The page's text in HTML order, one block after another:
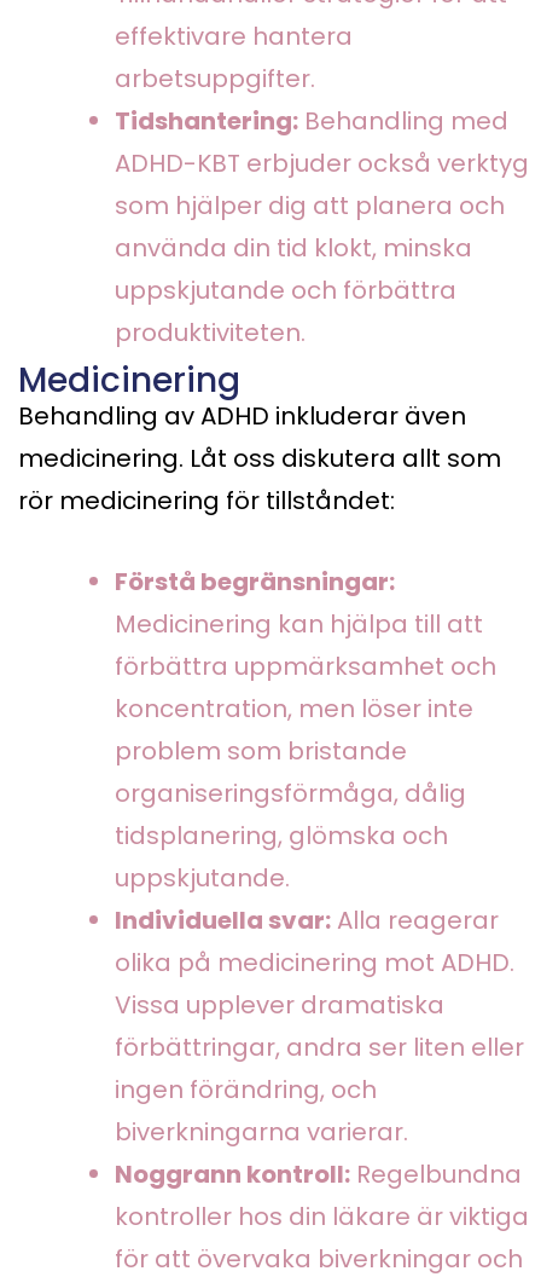
effektivare hantera
arbetsuppgifter.
Tidshantering: Behandling med
ADHD-KBT erbjuder också verktyg
som hjälper dig att planera och
använda din tid klokt, minska
uppskjutande och förbättra
produktiviteten.
Medicinering
Behandling av ADHD inkluderar även
medicinering. Låt oss diskutera allt som
rör medicinering för tillståndet:
Förstå begränsningar:
Medicinering kan hjälpa till att
förbättra uppmärksamhet och
koncentration, men löser inte
problem som bristande
organiseringsförmåga, dålig
tidsplanering, glömska och
uppskjutande.
Individuella svar: Alla reagerar
olika på medicinering mot ADHD.
Vissa upplever dramatiska
förbättringar, andra ser liten eller
ingen förändring, och
biverkningarna varierar.
Noggrann kontroll: Regelbundna
kontroller hos din läkare är viktiga
för att övervaka biverkningar och